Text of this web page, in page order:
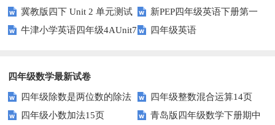
部分答案
冀教版四下 Unit 2 单元测试
新PEP四年级英语下册第一
单元测试题
牛津小学英语四年级4AUnit7
四年级英语
四年级数学最新试卷
四年级除数是两位数的除法
11页
四年级整数混合运算14页
四年级小数加法15页
青岛版四年级数学下册期中